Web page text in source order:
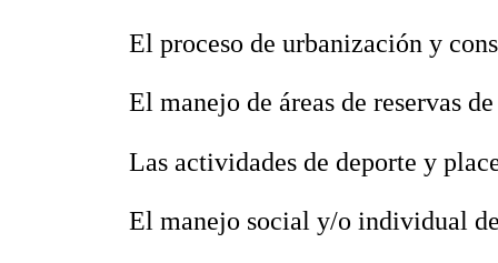
 El proceso de urbanización y
 El manejo de áreas de reservas
 Las actividades de deporte y
 El manejo social y/o individual